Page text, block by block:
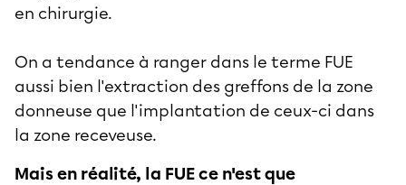
en chirurgie.
On a tendance à ranger dans le terme FUE
aussi bien l'extraction des greffons de la zone
donneuse que l'implantation de ceux-ci dans
la zone receveuse.
Mais en réalité, la FUE ce n'est que